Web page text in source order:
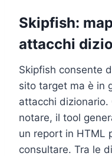
Skipfish:
attacchi
Skipfish consente
sito target ma è in
attacchi
notare, il tool
un report in HTML
consultare. Tra le